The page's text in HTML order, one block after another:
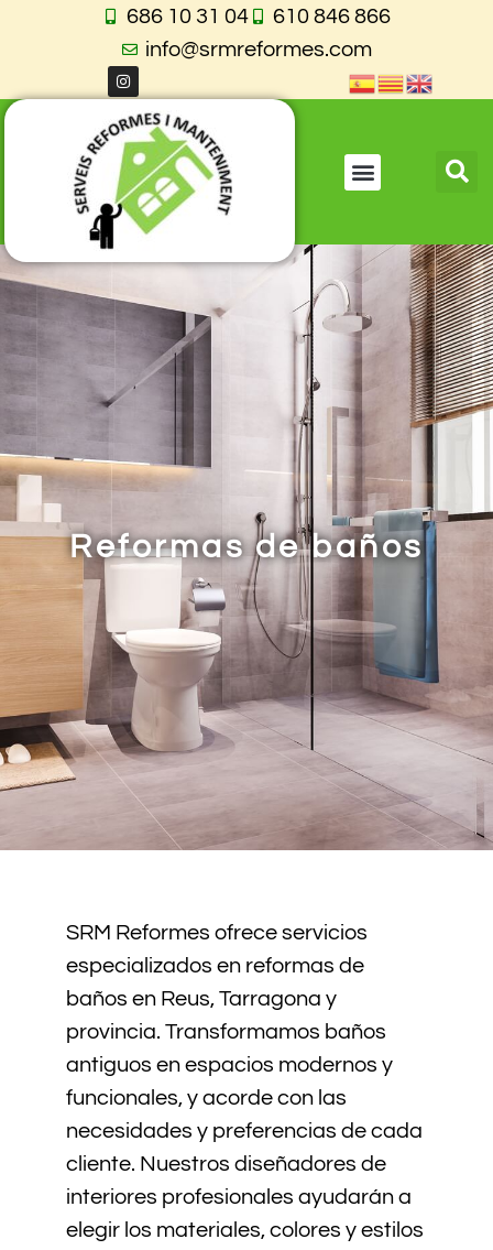
686 10 31 04
610 846 866
info@srmreformes.com
Reformas de baños
SRM Reformes ofrece servicios
especializados en reformas de
baños en Reus, Tarragona y
provincia. Transformamos baños
antiguos en espacios modernos y
funcionales, y acorde con las
necesidades y preferencias de cada
cliente. Nuestros diseñadores de
interiores profesionales ayudarán a
elegir los materiales, colores y estilos